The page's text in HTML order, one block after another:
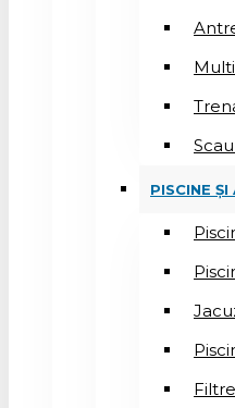
PISCINE ȘI